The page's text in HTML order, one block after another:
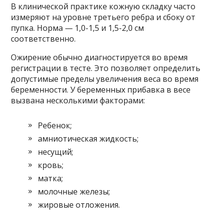
В клинической практике кожную складку часто
измеряют на уровне третьего ребра и сбоку от
пупка. Норма — 1,0-1,5 и 1,5-2,0 см
соответственно.
Ожирение обычно диагностируется во время
регистрации в тесте. Это позволяет определить
допустимые пределы увеличения веса во время
беременности. У беременных прибавка в весе
вызвана несколькими факторами:
Ребенок;
амниотическая жидкость;
несущий;
кровь;
матка;
молочные железы;
жировые отложения.